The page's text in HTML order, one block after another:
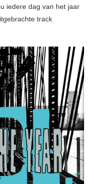
iedere dag van het jaar
track